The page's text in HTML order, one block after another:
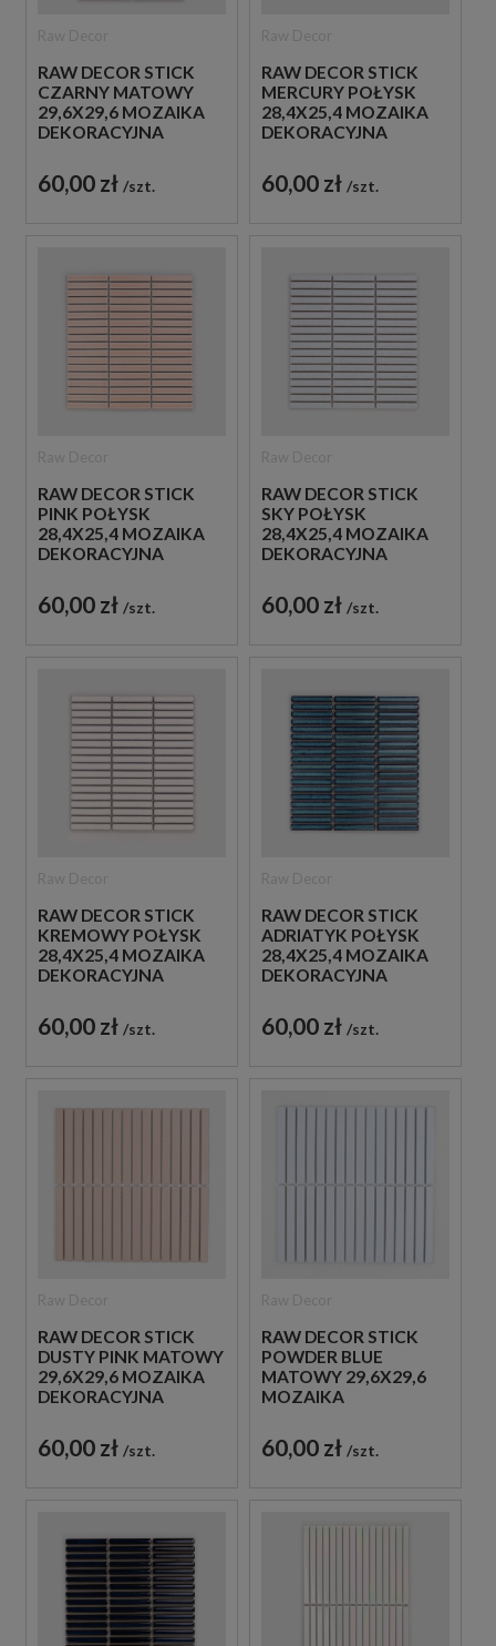
RAW DECOR STICK
CZARNY MATOWY
29,6X29,6 MOZAIKA
DEKORACYJNA
60,00 zł szt.
RAW DECOR STICK
MERCURY POŁYSK
28,4X25,4 MOZAIKA
DEKORACYJNA
60,00 zł szt.
RAW DECOR STICK
PINK POŁYSK
28,4X25,4 MOZAIKA
DEKORACYJNA
60,00 zł szt.
RAW DECOR STICK
SKY POŁYSK
28,4X25,4 MOZAIKA
DEKORACYJNA
60,00 zł szt.
RAW DECOR STICK
KREMOWY POŁYSK
28,4X25,4 MOZAIKA
DEKORACYJNA
60,00 zł szt.
RAW DECOR STICK
ADRIATYK POŁYSK
28,4X25,4 MOZAIKA
DEKORACYJNA
60,00 zł szt.
RAW DECOR STICK
DUSTY PINK MATOWY
29,6X29,6 MOZAIKA
DEKORACYJNA
60,00 zł szt.
RAW DECOR STICK
POWDER BLUE
MATOWY 29,6X29,6
MOZAIKA
60,00 zł szt.